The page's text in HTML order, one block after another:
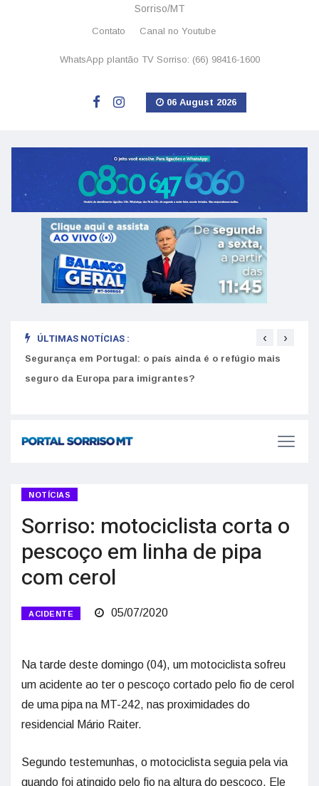
Sorriso/MT
Contato Canal no Youtube
WhatsApp plantão TV Sorriso: (66) 98416-1600
06 August 2026
ÚLTIMAS NOTÍCIAS :
Segurança em Portugal: o país ainda é o refúgio mais
seguro da Europa para imigrantes?
‹ ›
NOTÍCIAS
Sorriso: motociclista corta o
pescoço em linha de pipa
com cerol
ACIDENTE 05/07/2020
Na tarde deste domingo (04), um motociclista sofreu
um acidente ao ter o pescoço cortado pelo fio de cerol
de uma pipa na MT-242, nas proximidades do
residencial Mário Raiter.
Segundo testemunhas, o motociclista seguia pela via
quando foi atingido pelo fio na altura do pescoço. Ele